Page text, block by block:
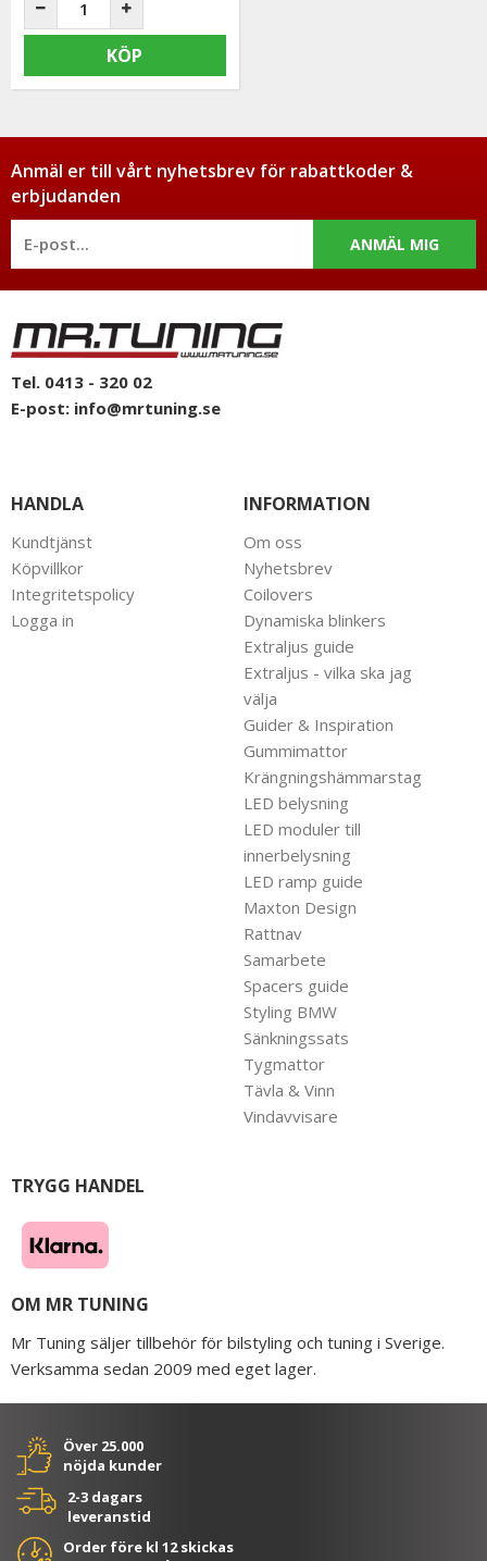
KÖP
Anmäl er till vårt nyhetsbrev för rabattkoder &
erbjudanden
ANMÄL MIG
Tel. 0413 - 320 02
E-post: info@mrtuning.se
HANDLA
Kundtjänst
Köpvillkor
Integritetspolicy
Logga in
INFORMATION
Om oss
Nyhetsbrev
Coilovers
Dynamiska blinkers
Extraljus guide
Extraljus - vilka ska jag
välja
Guider & Inspiration
Gummimattor
Krängningshämmarstag
LED belysning
LED moduler till
innerbelysning
LED ramp guide
Maxton Design
Rattnav
Samarbete
Spacers guide
Styling BMW
Sänkningssats
Tygmattor
Tävla & Vinn
Vindavvisare
TRYGG HANDEL
OM MR TUNING
Mr Tuning säljer tillbehör för bilstyling och tuning i Sverige.
Verksamma sedan 2009 med eget lager.
Över 25.000
nöjda kunder
2-3 dagars
leveranstid
Order före kl 12 skickas